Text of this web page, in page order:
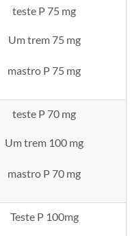
teste P 75 mg
Um trem 75 mg
mastro P 75 mg
teste P 70 mg
Um trem 100 mg
mastro P 70 mg
Teste P 100mg